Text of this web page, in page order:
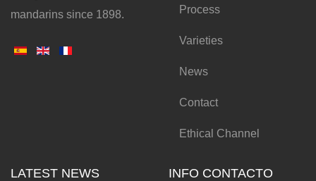
mandarins since 1898.
Process
Varieties
News
Contact
Ethical Channel
LATEST NEWS INFO CONTACTO